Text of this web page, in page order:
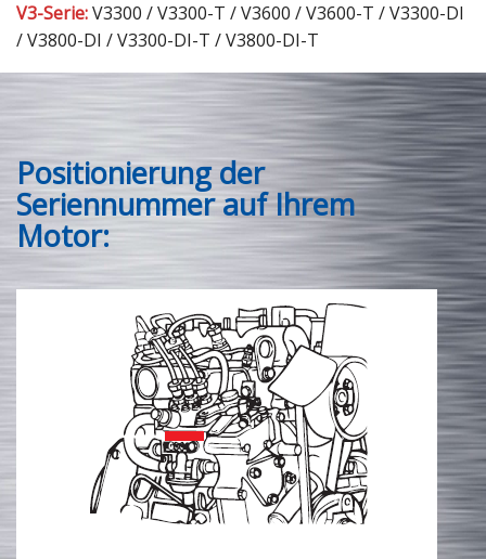
V3-Serie:V3300 / V3300-T / V3600 / V3600-T / V3300-DI
/ V3800-DI / V3300-DI-T / V3800-DI-T
Positionierung der
Seriennummer auf Ihrem
Motor: